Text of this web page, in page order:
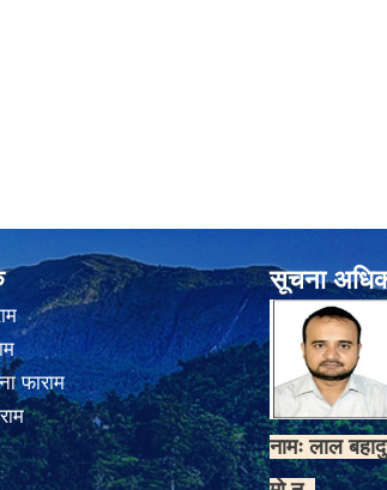
फाराम
सूचना
नामः लाल